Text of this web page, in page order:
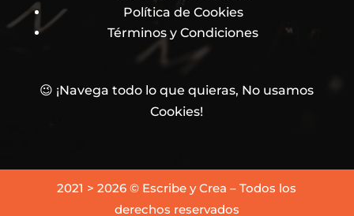
Política de Cookies
Términos y Condiciones
😉 ¡Navega todo lo que quieras, No usamos
Cookies!
2021 > 2026 © Escribe y Crea – Todos los
derechos reservados